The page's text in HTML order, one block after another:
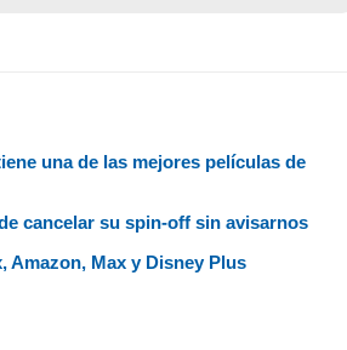
una de las mejores películas de
cancelar su spin-off sin avisarnos
Amazon, Max y Disney Plus